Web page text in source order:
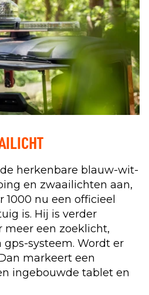
herkenbare blauw-wit-
en zwaailichten aan,
1000 nu een officieel
is. Hij is verder
een zoeklicht,
systeem. Wordt er
markeert een
ingebouwde tablet en